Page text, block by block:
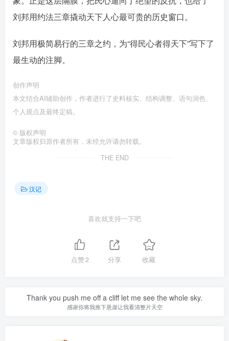
刘邦用约法三章撬动天下人心最可贵的历史窗口。󠄹󠅀󠄪󠄢󠄡󠄦󠄞󠄧󠄣󠄞󠄢󠄡󠄦󠄞󠄢󠄣󠄩󠅬󠅅󠅃󠄵󠅂󠄪󠅗󠅥󠅕󠅣󠅤󠅬󠅄󠄹󠄽󠄵󠄪󠄢󠄠󠄢󠄦󠄝󠄠󠄨󠄝󠄠󠄧󠄐󠄠󠄦󠄪󠄢󠄤󠄪󠄣󠄤󠅬󠅨󠅙󠅑󠅟󠅗󠅒󠄞󠅓󠅟󠅝󠄐󠇕󠆠󠅿󠇖󠆄󠆩󠇕󠅿󠆈󠇗󠆭󠆁󠄐󠇗󠅹󠅸󠇖󠆍󠅳󠇖󠅹󠅰󠇖󠆌󠅹
刘邦用极简易行的三章之约，为“得民心者得天下”写下了
最生动的注脚。󠄹󠅀󠄪󠄢󠄡󠄦󠄞󠄧󠄣󠄞󠄢󠄡󠄦󠄞󠄢󠄣󠄩󠅬󠅅󠅃󠄵󠅂󠄪󠅗󠅥󠅕󠅣󠅤󠅬󠅄󠄹󠄽󠄵󠄪󠄢󠄠󠄢󠄦󠄝󠄠󠄨󠄝󠄠󠄧󠄐󠄠󠄦󠄪󠄢󠄤󠄪󠄣󠄤󠅬󠅨󠅙󠅑󠅟󠅗󠅒󠄞󠅓󠅟󠅝󠄐󠇕󠆠󠅿󠇖󠆄󠆩󠇕󠅿󠆈󠇗󠆭󠆁󠄐󠇗󠅹󠅸󠇖󠆍󠅳󠇖󠅹󠅰󠇖󠆌󠅹
创作声明
本文结合AI辅助创作，作者进行了史料核实、结构调整、语句润色、
个人观点及最终定稿。󠄹󠅀󠄪󠄢󠄡󠄦󠄞󠄧󠄣󠄞󠄢󠄡󠄦󠄞󠄢󠄣󠄩󠅬󠅅󠅃󠄵󠅂󠄪󠅗󠅥󠅕󠅣󠅤󠅬󠅄󠄹󠄽󠄵󠄪󠄢󠄠󠄢󠄦󠄝󠄠󠄨󠄝󠄠󠄧󠄐󠄠󠄦󠄪󠄢󠄤󠄪󠄣󠄤󠅬󠅨󠅙󠅑󠅟󠅗󠅒󠄞󠅓󠅟󠅝󠄐󠇕󠆠󠅿󠇖󠆄󠆩󠇕󠅿󠆈󠇗󠆭󠆁󠄐󠇗󠅹󠅸󠇖󠆍󠅳󠇖󠅹󠅰󠇖󠆌󠅹
© 版权声明
文章版权归原作者所有，未经允许请勿转载。
THE END
汉记
喜欢就支持一下吧
点赞2 分享 收藏
Thank you push me off a cliff let me see the whole sky.
感谢你将我推下悬崖让我看清整片天空